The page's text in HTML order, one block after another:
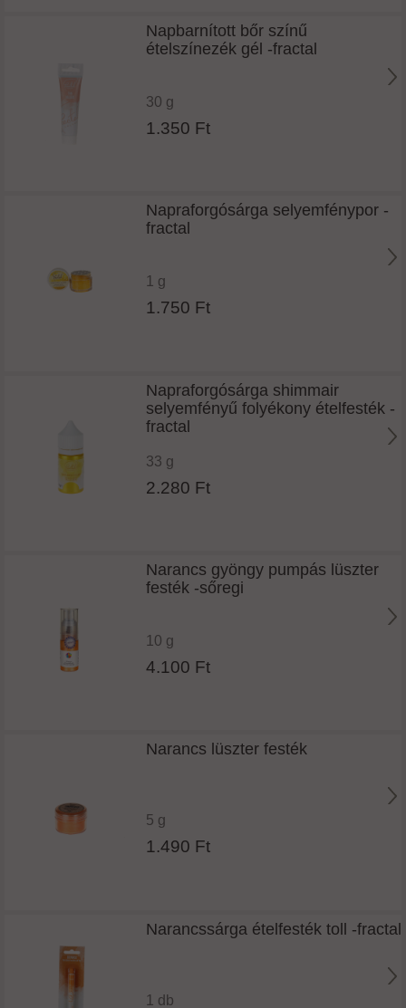
Napbarnított bőr színű
ételszínezék gél -fractal
30 g
1.350 Ft
Napraforgósárga selyemfénypor -
fractal
1 g
1.750 Ft
Napraforgósárga shimmair
selyemfényű folyékony ételfesték -
fractal
33 g
2.280 Ft
Narancs gyöngy pumpás lüszter
festék -sőregi
10 g
4.100 Ft
Narancs lüszter festék
5 g
1.490 Ft
Narancssárga ételfesték toll -fractal
1 db